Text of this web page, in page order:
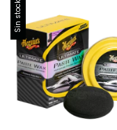
Sin stock